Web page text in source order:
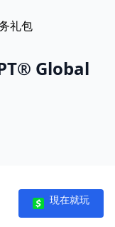
Global
現在就玩